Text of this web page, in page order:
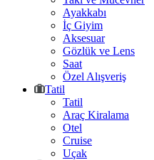
Ayakkabı
İç Giyim
Aksesuar
Gözlük ve Lens
Saat
Özel Alışveriş
Tatil
Tatil
Araç Kiralama
Otel
Cruise
Uçak